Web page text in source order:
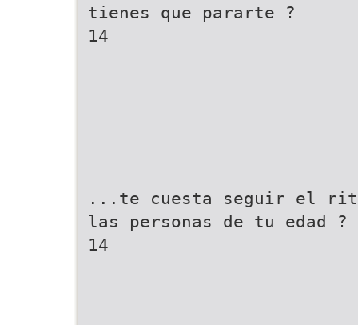
tienes que pararte ?
14
...te cuesta seguir el
las personas de tu edad ?
14